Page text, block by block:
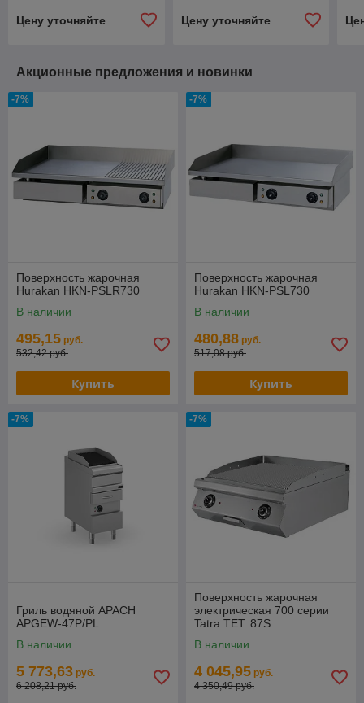
Цену уточняйте Цену уточняйте
Акционные предложения и новинки
-7%
Поверхность жарочная
Hurakan HKN-PSLR730
В наличии
495,15 руб.
532,42 руб.
Купить
-7%
Поверхность жарочная
Hurakan HKN-PSL730
В наличии
480,88 руб.
517,08 руб.
Купить
-7%
Гриль водяной APACH
APGEW-47P/PL
В наличии
5 773,63 руб.
6 208,21 руб.
-7%
Поверхность жарочная
электрическая 700 серии
Tatra TET. 87S
В наличии
4 045,95 руб.
4 350,49 руб.